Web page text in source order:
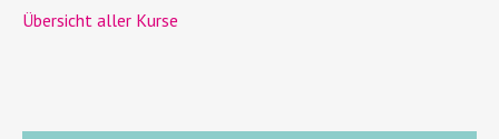
Übersicht aller Kurse